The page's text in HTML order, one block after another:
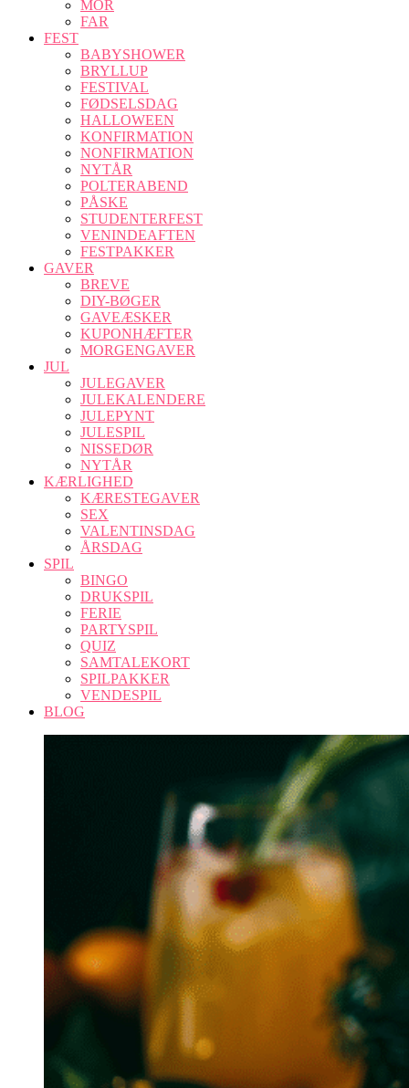
MOR
FAR
FEST
BABYSHOWER
BRYLLUP
FESTIVAL
FØDSELSDAG
HALLOWEEN
KONFIRMATION
NONFIRMATION
NYTÅR
POLTERABEND
PÅSKE
STUDENTERFEST
VENINDEAFTEN
FESTPAKKER
GAVER
BREVE
DIY-BØGER
GAVEÆSKER
KUPONHÆFTER
MORGENGAVER
JUL
JULEGAVER
JULEKALENDERE
JULEPYNT
JULESPIL
NISSEDØR
NYTÅR
KÆRLIGHED
KÆRESTEGAVER
SEX
VALENTINSDAG
ÅRSDAG
SPIL
BINGO
DRUKSPIL
FERIE
PARTYSPIL
QUIZ
SAMTALEKORT
SPILPAKKER
VENDESPIL
BLOG